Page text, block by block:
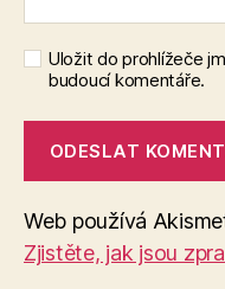
Uložit do prohlížeče
budoucí komentáře.
Web používá
Zjistěte, jak jsou